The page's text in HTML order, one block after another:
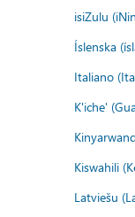
isiZulu
Íslenska
Italiano
K'iche'
Kiswahili
Latviešu